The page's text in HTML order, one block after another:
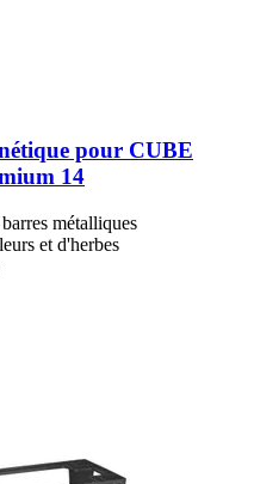
pour CUBE
14
métalliques
et d'herbes